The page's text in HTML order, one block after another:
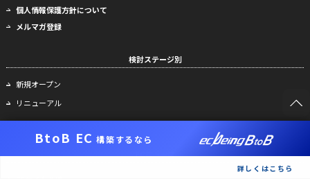
BtoB EC 構築するなら
詳しくはこちら
個人情報保護方針について
メルマガ登録
検討ステージ別
新規オープン
リニューアル
ECニュース